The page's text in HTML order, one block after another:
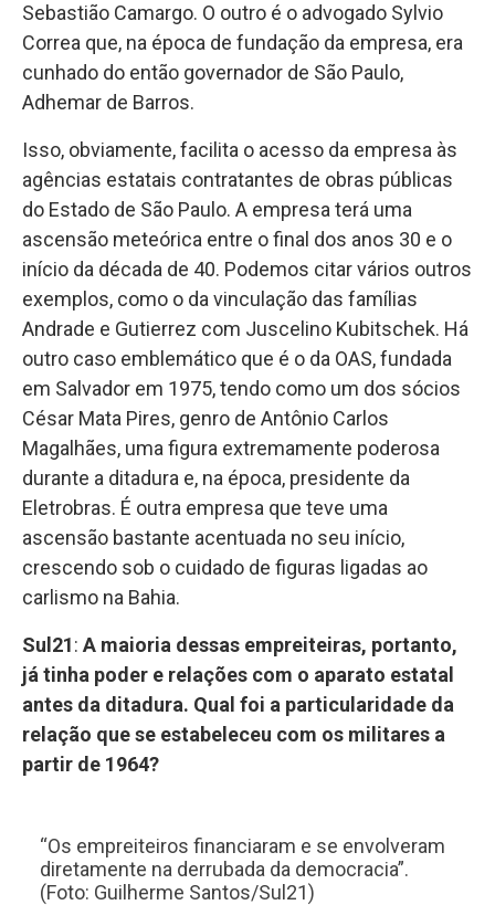
Sebastião Camargo. O outro é o advogado Sylvio
Correa que, na época de fundação da empresa, era
cunhado do então governador de São Paulo,
Adhemar de Barros.
Isso, obviamente, facilita o acesso da empresa às
agências estatais contratantes de obras públicas
do Estado de São Paulo. A empresa terá uma
ascensão meteórica entre o final dos anos 30 e o
início da década de 40. Podemos citar vários outros
exemplos, como o da vinculação das famílias
Andrade e Gutierrez com Juscelino Kubitschek. Há
outro caso emblemático que é o da OAS, fundada
em Salvador em 1975, tendo como um dos sócios
César Mata Pires, genro de Antônio Carlos
Magalhães, uma figura extremamente poderosa
durante a ditadura e, na época, presidente da
Eletrobras. É outra empresa que teve uma
ascensão bastante acentuada no seu início,
crescendo sob o cuidado de figuras ligadas ao
carlismo na Bahia.
Sul21: A maioria dessas empreiteiras, portanto,
já tinha poder e relações com o aparato estatal
antes da ditadura. Qual foi a particularidade da
relação que se estabeleceu com os militares a
partir de 1964?
“Os empreiteiros financiaram e se envolveram
diretamente na derrubada da democracia”.
(Foto: Guilherme Santos/Sul21)